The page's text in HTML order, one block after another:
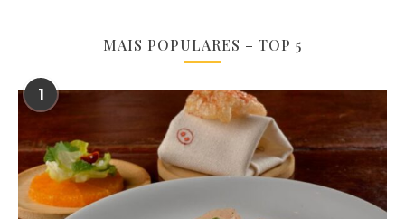
MAIS POPULARES – TOP 5
1